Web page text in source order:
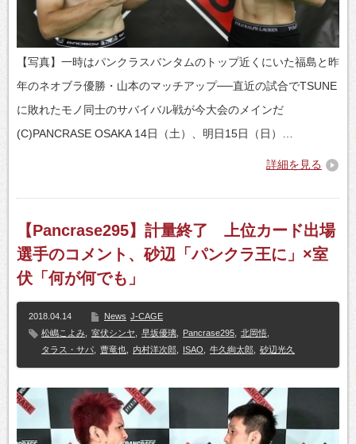
【写真】一時はパンクラスバンタムのトップ近くにいた福島と昨
年のネオブラ優勝・山本のマッチアップ──直近の試合でTSUNE
に敗れたモノ同士のサバイバル戦が今大会のメインだ
(C)PANCRASE OSAKA 14日（土）、明日15日（日）…
詳細を見る
【Pancrase295】計量終了 上位カード出場
選手のコメント、砂辺「パンクラ王に」×室
伏「何が何でも」
2018.04.14 News J-CAGE
松嶋こよみ
室伏シンヤ 早坂優璃 Pancrase295 北岡悟
タラス・サパ
曹竜也 内村洋次郎 ISAO 牛久絢太郎 砂辺光久